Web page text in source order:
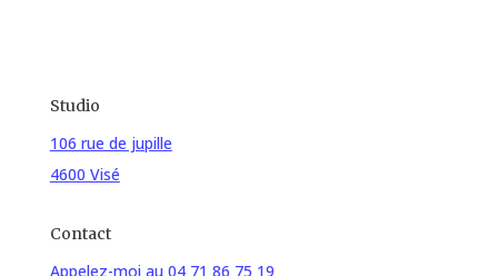
Studio
106 rue de jupille
4600 Visé
Contact
Appelez-moi au 04 71 86 75 19